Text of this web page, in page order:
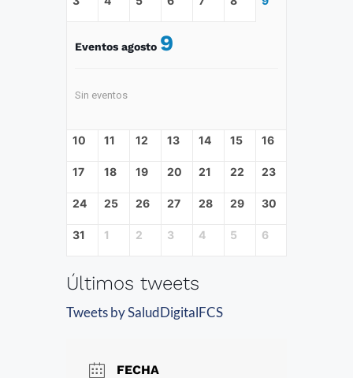
Eventos agosto 9
Sin eventos
10 11 12 13 14 15 16
17 18 19 20 21 22 23
24 25 26 27 28 29 30
31 1 2 3 4 5 6
Últimos tweets
Tweets by SaludDigitalFCS
FECHA